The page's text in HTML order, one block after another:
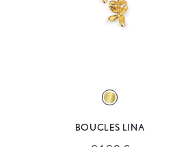
BOUCLES LINA